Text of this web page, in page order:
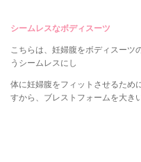
シームレスなボディスーツ
こちらは、妊婦腹をボディスーツ
うシームレスにし
体に妊婦腹をフィットさせるため
すから、ブレストフォームを大き